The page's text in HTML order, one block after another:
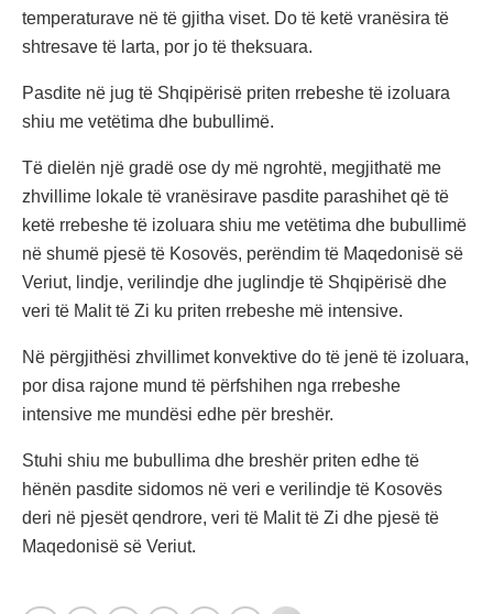
temperaturave në të gjitha viset. Do të ketë vranësira të
shtresave të larta, por jo të theksuara.
Pasdite në jug të Shqipërisë priten rrebeshe të izoluara
shiu me vetëtima dhe bubullimë.
Të dielën një gradë ose dy më ngrohtë, megjithatë me
zhvillime lokale të vranësirave pasdite parashihet që të
ketë rrebeshe të izoluara shiu me vetëtima dhe bubullimë
në shumë pjesë të Kosovës, perëndim të Maqedonisë së
Veriut, lindje, verilindje dhe juglindje të Shqipërisë dhe
veri të Malit të Zi ku priten rrebeshe më intensive.
Në përgjithësi zhvillimet konvektive do të jenë të izoluara,
por disa rajone mund të përfshihen nga rrebeshe
intensive me mundësi edhe për breshër.
Stuhi shiu me bubullima dhe breshër priten edhe të
hënën pasdite sidomos në veri e verilindje të Kosovës
deri në pjesët qendrore, veri të Malit të Zi dhe pjesë të
Maqedonisë së Veriut.